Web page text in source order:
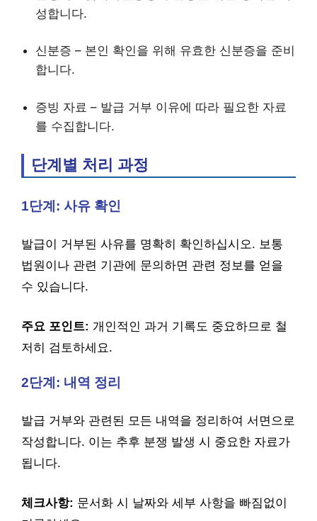
성합니다.
신분증 – 본인 확인을 위해 유효한 신분증을 준비
합니다.
증빙 자료 – 발급 거부 이유에 따라 필요한 자료
를 수집합니다.
단계별 처리 과정
1단계: 사유 확인
발급이 거부된 사유를 명확히 확인하십시오. 보통
법원이나 관련 기관에 문의하면 관련 정보를 얻을
수 있습니다.
주요 포인트: 개인적인 과거 기록도 중요하므로 철
저히 검토하세요.
2단계: 내역 정리
발급 거부와 관련된 모든 내역을 정리하여 서면으로
작성합니다. 이는 추후 분쟁 발생 시 중요한 자료가
됩니다.
체크사항: 문서화 시 날짜와 세부 사항을 빠짐없이